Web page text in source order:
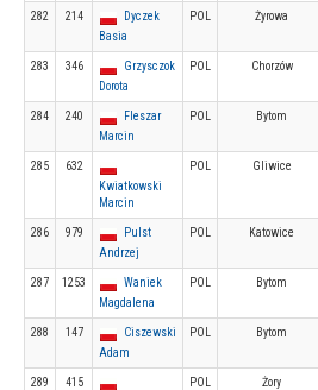
282 214
Dyczek
Basia
POL Żyrowa
283 346
Grzysczok
Dorota
POL Chorzów
284 240
Fleszar
Marcin
POL Bytom
285
632
Kwiatkowski
Marcin
POL Gliwice
286 979
Pulst
Andrzej
POL Katowice
287 1253
Waniek
Magdalena
POL Bytom
288 147
Ciszewski
Adam
POL Bytom
289
415
POL Żory